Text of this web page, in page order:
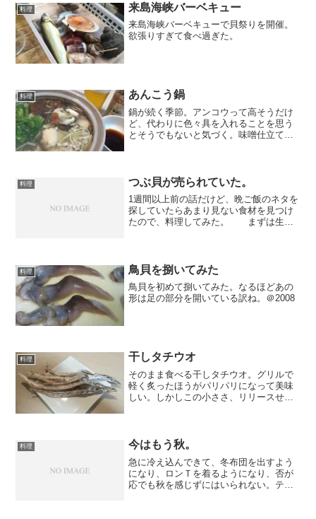
料理 来島海峡バーベキュー
来島海峡バーベキューで貝祭りを開催。
欲張りすぎて食べ過ぎた。
料理 あんこう鍋
鍋が続く季節。アンコウって高そうだけ
ど、代わりに色々具を入れることを思う
とそうでもないと気づく。味噌仕立てに
のがおいしかったので、ニ...
料理 つぶ貝が売られていた。
1週間以上前の話だけど、晩ご飯のネタを
探していたらあまり見ない食材を見つけ
たので、料理してみた。 まずは生つ
広がった。これはちょっ...
料理 鳥貝を捌いてみた
鳥貝を初めて捌いてみた。なるほどあの
形は足の部分を開いている訳ね。＠2008
料理 干しタチウオ
そのまま食べる干しタチウオ。グリルで
軽く炙ったほうがパリパリになって美味
しい。しかしこの小ささ、リリースせず
料理 今はもう秋。
急に冷え込んできて、冬布団を出すよう
になり、ロンＴを着るようになり、否が
応でも秋を感じずにはいられない。テン